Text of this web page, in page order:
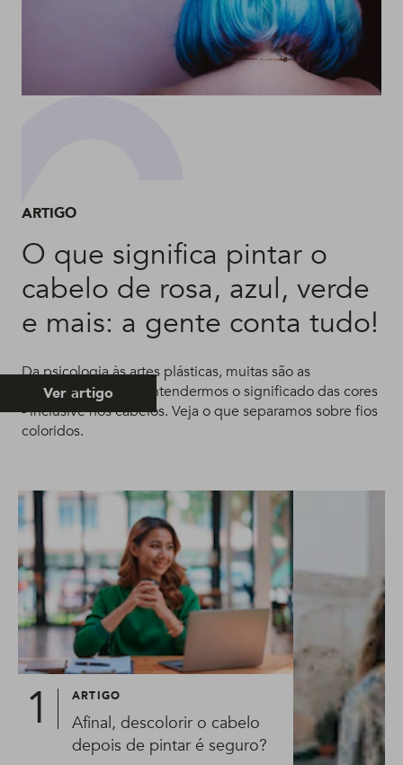
ARTIGO
O que significa pintar o
cabelo de rosa, azul, verde
e mais: a gente conta tudo!
Da psicologia às artes plásticas, muitas são as
contribuições para entendermos o significado das cores
- inclusive nos cabelos. Veja o que separamos sobre fios
coloridos.
Ver artigo
ARTIGO
Afinal, descolorir o cabelo
depois de pintar é seguro?